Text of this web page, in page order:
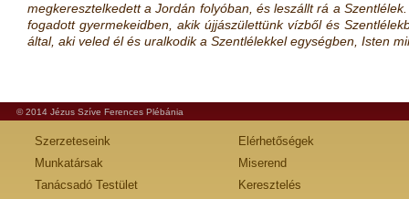
megkeresztelkedett a Jordán folyóban, és leszállt rá a
fogadott gyermekeidben, akik újjászülettünk vízből és
által, aki veled él és uralkodik a Szentlélekkel egységben, Isten
© 2014 Jézus Szíve Ferences Plébánia
Szerzeteseink
Munkatársak
Tanácsadó Testület
Elérhetőségek
Miserend
Keresztelés